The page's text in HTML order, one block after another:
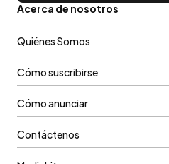
Acerca de nosotros
Quiénes Somos
Cómo suscribirse
Cómo anunciar
Contáctenos